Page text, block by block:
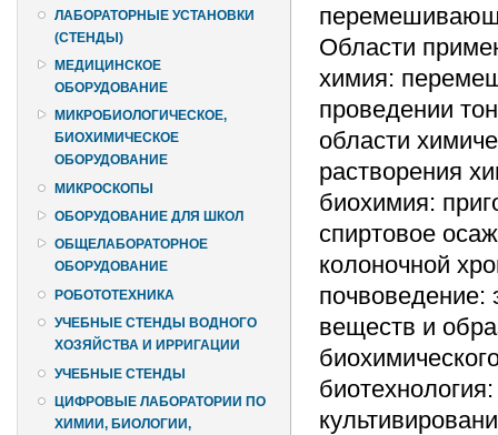
ЛАБОРАТОРНЫЕ УСТАНОВКИ
(СТЕНДЫ)
МЕДИЦИНСКОЕ
ОБОРУДОВАНИЕ
МИКРОБИОЛОГИЧЕСКОЕ,
БИОХИМИЧЕСКОЕ
ОБОРУДОВАНИЕ
МИКРОСКОПЫ
ОБОРУДОВАНИЕ ДЛЯ ШКОЛ
ОБЩЕЛАБОРАТОРНОЕ
ОБОРУДОВАНИЕ
РОБОТОТЕХНИКА
УЧЕБНЫЕ СТЕНДЫ ВОДНОГО
ХОЗЯЙСТВА И ИРРИГАЦИИ
УЧЕБНЫЕ СТЕНДЫ
ЦИФРОВЫЕ ЛАБОРАТОРИИ ПО
ХИМИИ, БИОЛОГИИ,
Области
химия:
проведении
области
растворения
биохимия:
спиртовое
колоночной
почвоведение:
веществ и